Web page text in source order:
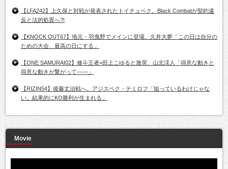
【LFA242】上久保と対戦が発表されたトイチュベク。Black Combatが契約違
反と法的処置へ?!
【KNOCK OUT67】地元・羽曳野でメインに登場。久井大夢「この日は自分の
ための大会、最高の日にする」
【ONE SAMURAI02】修斗王者=田上こゆると激突、山北渓人「得意な動きと
得意な動きが繋がって――」
【RIZIN54】後藤丈治戦へ。アジスベク・テミロフ「狙っているわけじゃな
い。結果的にKO勝利が生まれる」
Movie